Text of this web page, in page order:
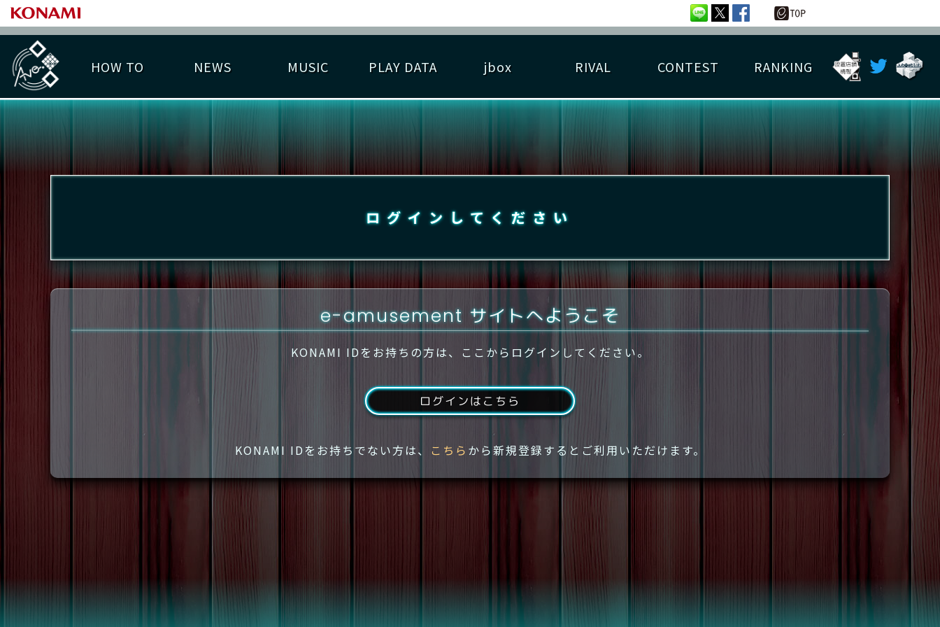
HOW TO
基本の遊び方
NEWS MUSIC
遊べる楽曲
PLAY DATA
PLAY DATA TOP
称号 プレー履歴 プレーグラフ ねんごろチャレンジ EDIT譜面
jbox RIVAL
ライバル一覧 プレーヤー検索
CONTEST
大会開催 大会とは？
RANKING
LICENSE HIT CHART ORIGINAL HIT CHART RANKING RANKING
ログインしてください
e-amusement サイトへようこそ
KONAMI IDをお持ちの方は、ここからログインしてください。
ログインはこちら
KONAMI IDをお持ちでない方は、 こちら から新規登録するとご利用いただけます。